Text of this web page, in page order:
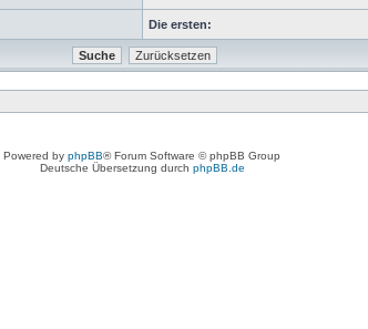
Die ersten:
Powered by phpBB® Forum Software © phpBB Group
Deutsche Übersetzung durch phpBB.de